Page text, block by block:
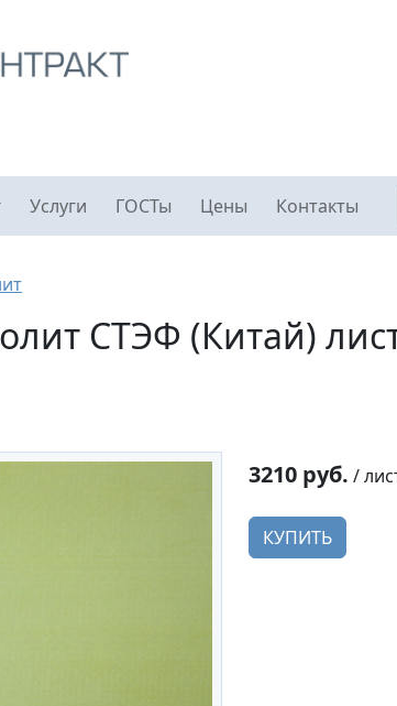
Услуги ГОСТы Цены Контакты
СТЭФ (Китай)
3210 руб. /
КУПИТЬ